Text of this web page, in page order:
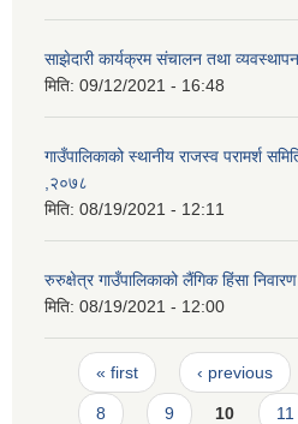
साझेदारी कार्यक्रम संचालन तथा
मिति: 09/12/2021 - 16:48
गाउँपालिकाको स्थानीय राजस्व परामर्श
,२०७८
मिति: 08/19/2021 - 12:11
रुरुक्षेत्र गाउँपालिकाको लैंगिक हिंसा
मिति: 08/19/2021 - 12:00
Pages
« first ‹ previous
8 9 10 11